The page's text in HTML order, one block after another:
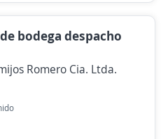
bodega despacho
Romero Cia. Ltda.